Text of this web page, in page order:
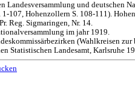
und deutschen
107, Hohenzollern S. 108-111).
Reg. Sigmaringen, Nr. 14.
im jahr 1919.
(Wahlkreisen
Statistischen Landesamt, Karlsruhe